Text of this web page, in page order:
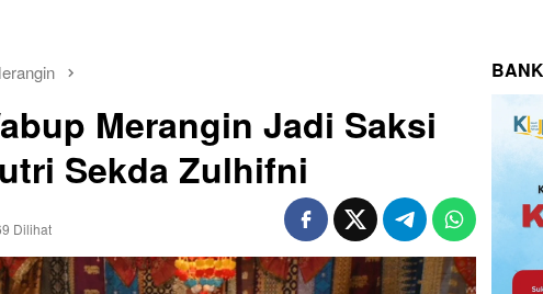
Merangin Jadi Saksi
Sekda Zulhifni
Dilihat